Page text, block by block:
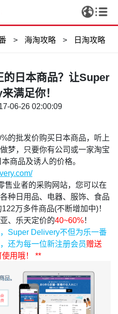
> 海淘攻略 > 日淘攻略
的日本商品？让Super
满足你！
06-26 02:00:09
的批发价购买日本商品，听上
梦，只要你有公司或一家淘宝
商品及诱人的价格。
售业者的采购网站，您可以在
种日用品、电器、服饰、食品
万多件商品(不断增加中)！
、乐天定价的40~60%！
Super Delivery不但为乐一番
还为每一位新注册会员赠送
用哦！ **